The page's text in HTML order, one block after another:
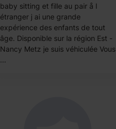
baby sitting et fille au pair å l
étranger j ai une grande
expérience des enfants de tout
âge. Disponible sur la région Est -
Nancy Metz je suis véhiculée Vous
...